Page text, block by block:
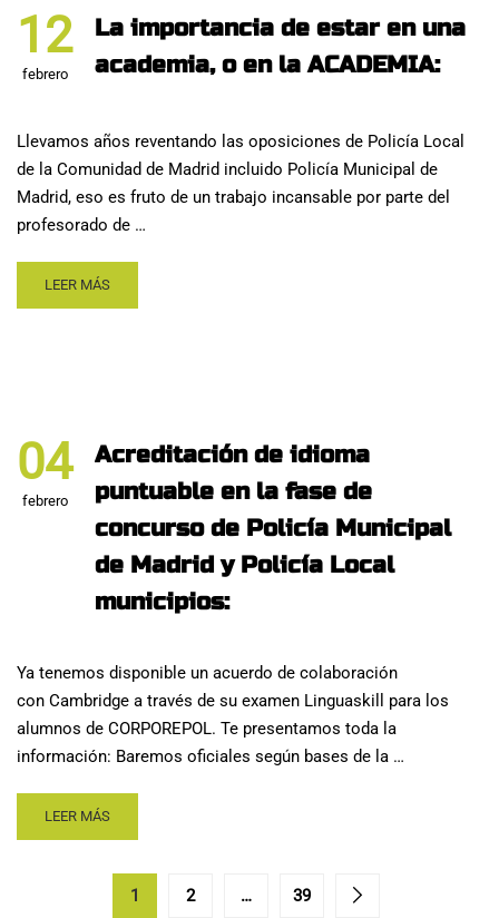
12
febrero
La importancia de estar en una
academia, o en la ACADEMIA:
Llevamos años reventando las oposiciones de Policía Local
de la Comunidad de Madrid incluido Policía Municipal de
Madrid, eso es fruto de un trabajo incansable por parte del
profesorado de …
LEER MÁS
04
febrero
Acreditación de idioma
puntuable en la fase de
concurso de Policía Municipal
de Madrid y Policía Local
municipios:
Ya tenemos disponible un acuerdo de colaboración
con Cambridge a través de su examen Linguaskill para los
alumnos de CORPOREPOL. Te presentamos toda la
información: Baremos oficiales según bases de la …
LEER MÁS
1 2 … 39